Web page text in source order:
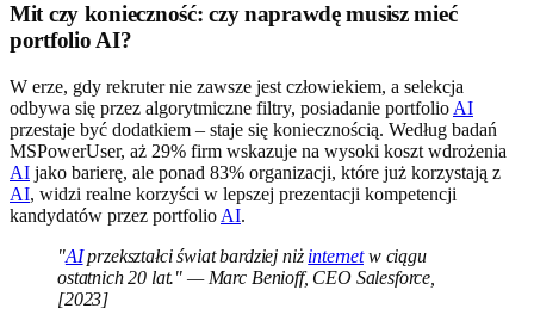
Mit czy konieczność: czy naprawdę musisz mieć
portfolio AI?
W erze, gdy rekruter nie zawsze jest człowiekiem, a selekcja
odbywa się przez algorytmiczne filtry, posiadanie portfolio AI
przestaje być dodatkiem – staje się koniecznością. Według badań
MSPowerUser, aż 29% firm wskazuje na wysoki koszt wdrożenia
AI jako barierę, ale ponad 83% organizacji, które już korzystają z
AI, widzi realne korzyści w lepszej prezentacji kompetencji
kandydatów przez portfolio AI.
"AIprzekształci świat bardziej niż internetw ciągu
ostatnich 20 lat." — Marc Benioff, CEO Salesforce,
[2023]